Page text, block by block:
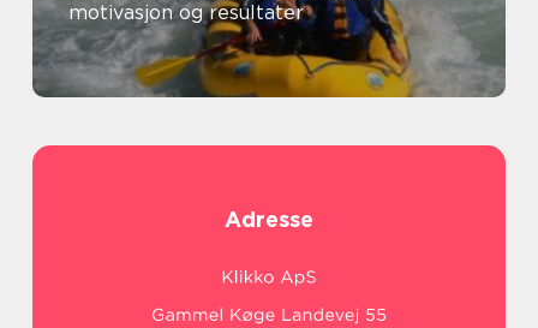
motivasjon og resultater
Adresse